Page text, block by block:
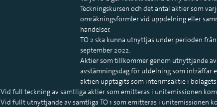
Teckningskursen och det antal aktier som
omräkningsformler vid uppdelning eller
händelser.
TO 2 ska kunna utnyttjas under perioden
september 2022.
Aktier som tillkommer genom utnyttjande
avstämningsdag för utdelning som inträffar
aktien upptagits som interimsaktie i bolagets
Vid full teckning av samtliga aktier som emitteras i unitemissionen
Vid fullt utnyttjande av samtliga TO 1 som emitteras i unitemissionen